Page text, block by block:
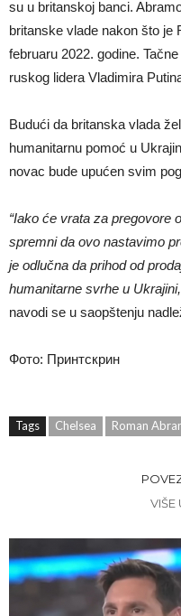
su u britanskoj banci.
britanske vlade nakon što je
februaru 2022. godine.
ruskog lidera Vladimira
Budući da britanska vlada
humanitarnu pomoć u
novac bude upućen svim
“Iako će vrata za pregovore
spremni da ovo nastavimo
je odlučna da prihod od
humanitarne svrhe u
navodi se u saopštenju
Фото: Принтскрин
Tags Chelsea Roman
VIŠE